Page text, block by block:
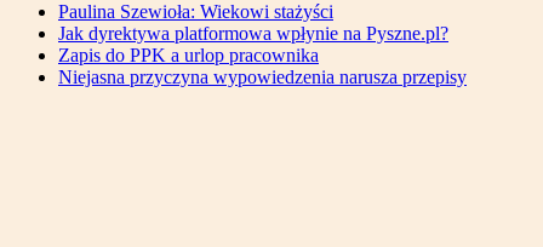
Paulina Szewioła: Wiekowi stażyści
Jak dyrektywa platformowa wpłynie na Pyszne.pl?
Zapis do PPK a urlop pracownika
Niejasna przyczyna wypowiedzenia narusza przepisy